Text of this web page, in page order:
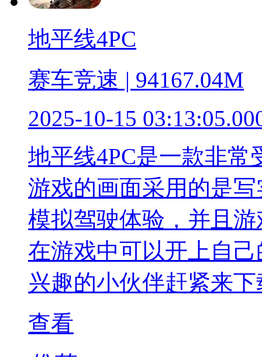
地平线4PC
赛车竞速 | 94167.04M
2025-10-15
地平线4PC是一款非
游戏的画面采用的是
模拟驾驶体验，并且
在游戏中可以开上自
兴趣的小伙伴赶紧来
查看